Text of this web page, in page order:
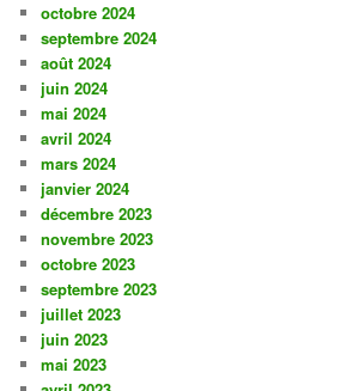
octobre 2024
septembre 2024
août 2024
juin 2024
mai 2024
avril 2024
mars 2024
janvier 2024
décembre 2023
novembre 2023
octobre 2023
septembre 2023
juillet 2023
juin 2023
mai 2023